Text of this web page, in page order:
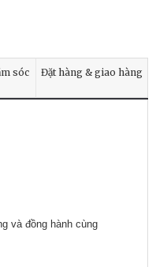
sóc Đặt hàng & giao hàng
và đồng hành cùng